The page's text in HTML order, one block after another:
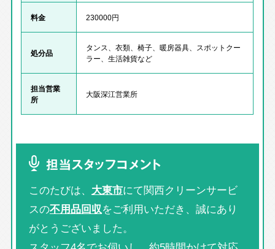
料金 230000円
処分品
タンス、衣類、椅子、暖房器具、スポットクー
ラー、生活雑貨など
担当営業
所
大阪深江営業所
担当スタッフコメント
このたびは、 大東市にて関西クリーンサービ
スの不用品回収をご利用いただき、誠にあり
がとうございました。